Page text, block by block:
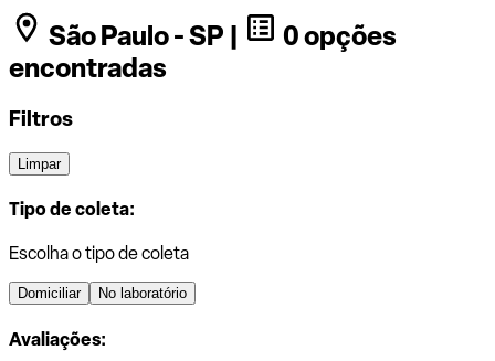
São Paulo - SP |
0 opções
encontradas
Filtros
Limpar
Tipo de coleta:
Escolha o tipo de coleta
Domiciliar No laboratório
Avaliações: